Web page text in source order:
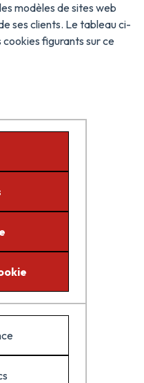
modèles de sites web
ses clients. Le tableau ci-
cookies figurants sur ce